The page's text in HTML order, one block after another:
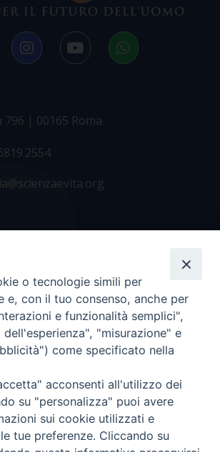
796 | 00165 Roma
presidenza
o tecnologie simili per
e, con il tuo consenso, anche per
e funzionalità semplici",
"misurazione" e
come specificato nella
acconsenti all'utilizzo dei
su "personalizza" puoi avere
sui cookie utilizzati e
tue preferenze. Cliccando su